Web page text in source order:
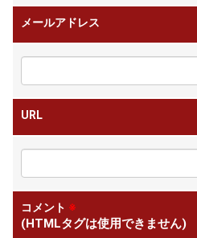
メールアドレス
URL
コメント ※
(HTMLタグは使用できません)